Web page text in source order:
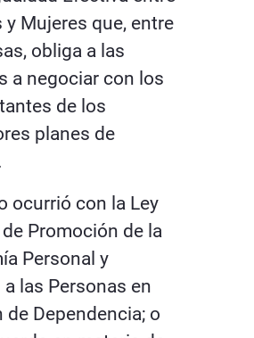
y Mujeres que, entre
obliga a las
a negociar con los
de los
planes de
ocurrió con la Ley
Promoción de la
Personal y
las Personas en
de Dependencia; o